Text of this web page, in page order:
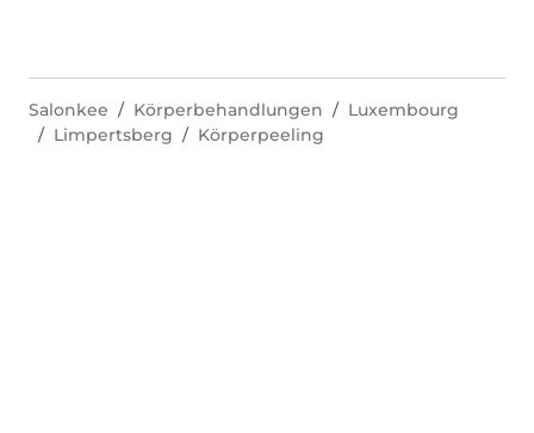
Salonkee Körperbehandlungen
Luxembourg
Limpertsberg
Körperpeeling